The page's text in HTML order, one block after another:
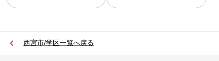
西宮市/学区一覧へ戻る